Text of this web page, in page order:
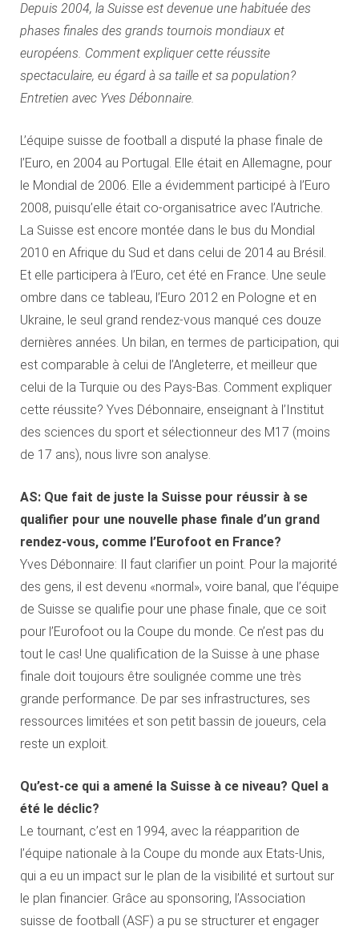
Depuis 2004, la Suisse est devenue une habituée des
phases finales des grands tournois mondiaux et
européens. Comment expliquer cette réussite
spectaculaire, eu égard à sa taille et sa population?
Entretien avec Yves Débonnaire.
L’équipe suisse de football a disputé la phase finale de
l’Euro, en 2004 au Portugal. Elle était en Allemagne, pour
le Mondial de 2006. Elle a évidemment participé à l’Euro
2008, puisqu’elle était co-organisatrice avec l’Autriche.
La Suisse est encore montée dans le bus du Mondial
2010 en Afrique du Sud et dans celui de 2014 au Brésil.
Et elle participera à l’Euro, cet été en France. Une seule
ombre dans ce tableau, l’Euro 2012 en Pologne et en
Ukraine, le seul grand rendez-vous manqué ces douze
dernières années. Un bilan, en termes de participation, qui
est comparable à celui de l’Angleterre, et meilleur que
celui de la Turquie ou des Pays-Bas. Comment expliquer
cette réussite? Yves Débonnaire, enseignant à l’Institut
des sciences du sport et sélectionneur des M17 (moins
de 17 ans), nous livre son analyse.
AS: Que fait de juste la Suisse pour réussir à se
qualifier pour une nouvelle phase finale d’un grand
rendez-vous, comme l’Eurofoot en France?
Yves Débonnaire: Il faut clarifier un point. Pour la majorité
des gens, il est devenu «normal», voire banal, que l’équipe
de Suisse se qualifie pour une phase finale, que ce soit
pour l’Eurofoot ou la Coupe du monde. Ce n’est pas du
tout le cas! Une qualification de la Suisse à une phase
finale doit toujours être soulignée comme une très
grande performance. De par ses infrastructures, ses
ressources limitées et son petit bassin de joueurs, cela
reste un exploit.
Qu’est-ce qui a amené la Suisse à ce niveau? Quel a
été le déclic?
Le tournant, c’est en 1994, avec la réapparition de
l’équipe nationale à la Coupe du monde aux Etats-Unis,
qui a eu un impact sur le plan de la visibilité et surtout sur
le plan financier. Grâce au sponsoring, l’Association
suisse de football (ASF) a pu se structurer et engager